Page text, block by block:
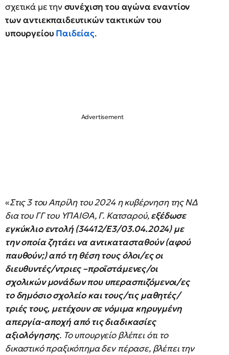
σχετικά με τηνσυνέχιση του αγώνα εναντίον
των αντιεκπαιδευτικών τακτικών του
υπουργείου Παιδείας.
«Στις 3 του Απρίλη του 2024 η κυβέρνηση της ΝΔ
δια του ΓΓ του ΥΠΑΙΘΑ, Γ. Κατσαρού,εξέδωσε
εγκύκλιο εντολή (34412/Ε3/03.04.2024) με
την οποία ζητάει να αντικατασταθούν (αφού
παυθούν;) από τη θέση τους όλοι/ες οι
διευθυντές/ντριες –προϊστάμενες/οι
σχολικών μονάδων που υπερασπιζόμενοι/ες
το δημόσιο σχολείο και τους/τις μαθητές/
τριές τους, μετέχουν σε νόμιμα κηρυγμένη
απεργία-αποχή από τις διαδικασίες
αξιολόγησης. Το υπουργείο βλέπει ότι το
δικαστικό πραξικόπημα δεν πέρασε, βλέπει την